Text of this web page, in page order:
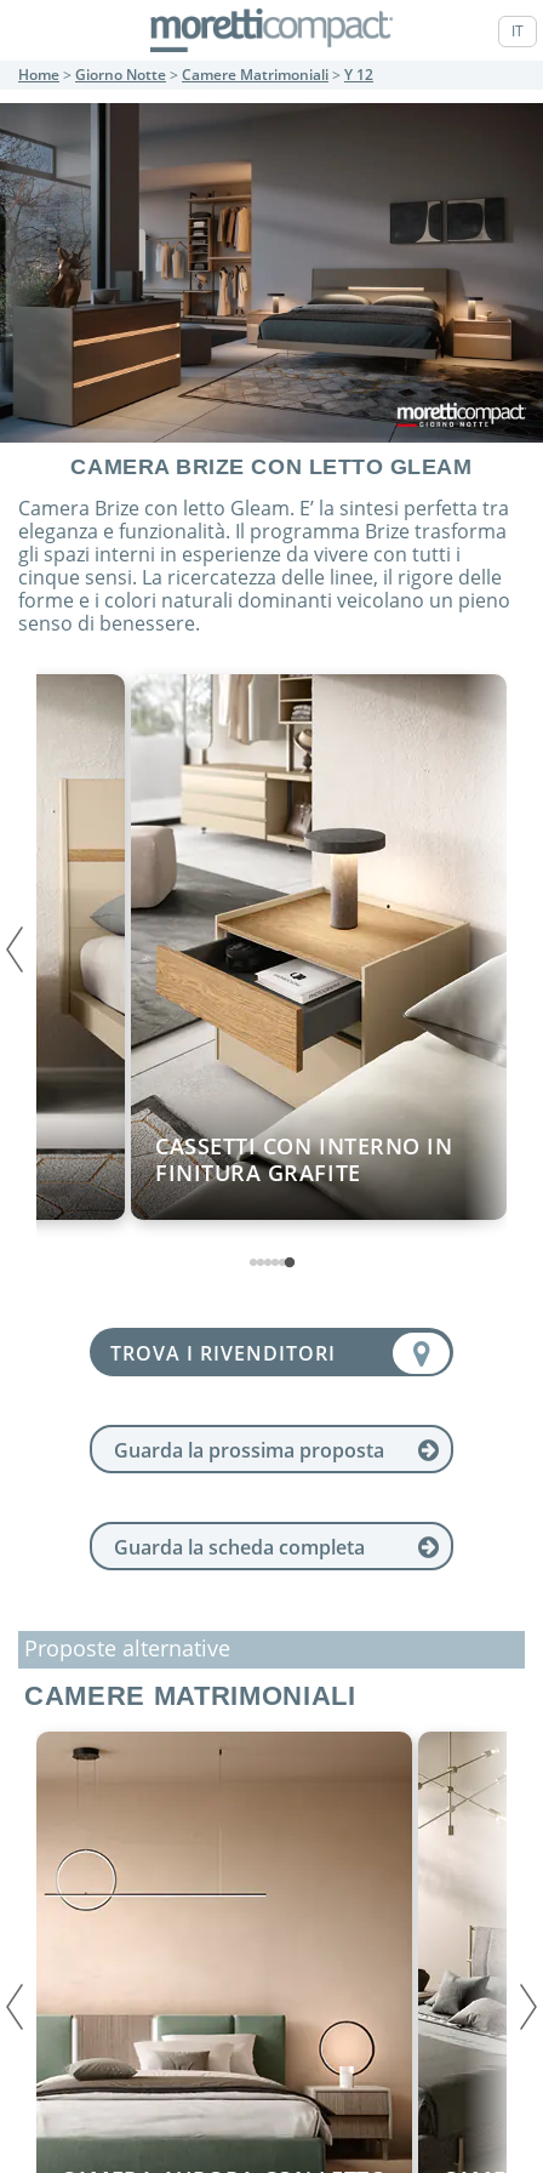
IT
Home> Giorno Notte> Camere Matrimoniali> Y 12
CAMERA BRIZE CON LETTO GLEAM
Camera Brize con letto Gleam. E’ la sintesi perfetta tra
eleganza e funzionalità. Il programma Brize trasforma
gli spazi interni in esperienze da vivere con tutti i
cinque sensi. La ricercatezza delle linee, il rigore delle
forme e i colori naturali dominanti veicolano un pieno
senso di benessere.
CASSETTI CON INTERNO IN
FINITURA GRAFITE
TROVA I RIVENDITORI
Guarda la prossima proposta
Guarda la scheda completa
Proposte alternative
CAMERE MATRIMONIALI